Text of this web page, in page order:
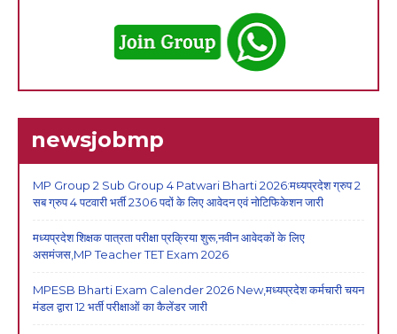
newsjobmp
MP Group 2 Sub Group 4 Patwari Bharti 2026:मध्यप्रदेश ग्रुप 2
सब ग्रुप 4 पटवारी भर्ती 2306 पदों के लिए आवेदन एवं नोटिफिकेशन जारी
मध्यप्रदेश शिक्षक पात्रता परीक्षा प्रक्रिया शुरू,नवीन आवेदकों के लिए
असमंजस,MP Teacher TET Exam 2026
MPESB Bharti Exam Calender 2026 New,मध्यप्रदेश कर्मचारी चयन
मंडल द्वारा 12 भर्ती परीक्षाओं का कैलेंडर जारी